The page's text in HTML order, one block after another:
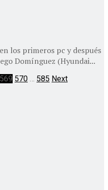
los primeros pc y después
Domínguez (Hyundai...
569 570 585 Next